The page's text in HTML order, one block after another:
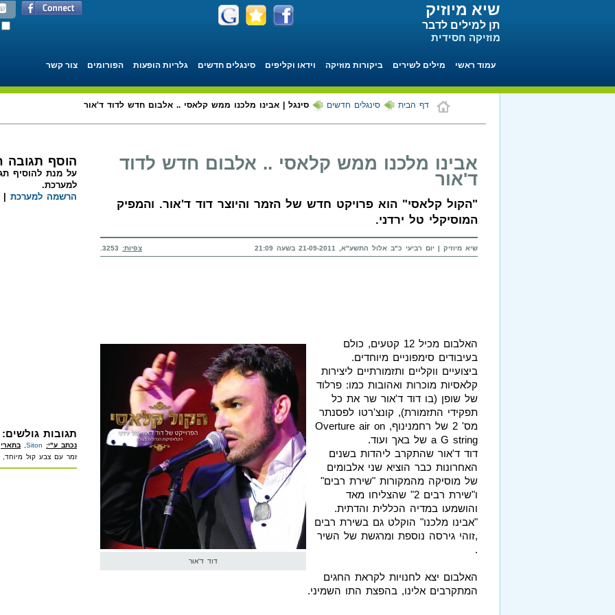
שיא מיוזיק
תן למילים לדבר
מוזיקה חסידית
עמוד ראשי מילים לשירים ביקורות מוזיקה וידאו וקליפים סינגלים חדשים גלריות הופעות הפורומים צור קשר
דף הבית סינגלים חדשים סינגל | אבינו מלכנו ממש קלאסי .. אלבום חדש לדוד ד'אור
אבינו מלכנו ממש קלאסי .. אלבום חדש לדוד
ד'אור
"הקול קלאסי" הוא פרויקט חדש של הזמר והיוצר דוד ד'אור. והמפיק
המוסיקלי טל ירדני.
שיא מיוזיק | יום רביעי כ"ב אלול התשע"א, 21-09-2011 בשעה 21:09 צפיות:
דוד ד'אור
האלבום מכיל 12 קטעים, כולם
בעיבודים סימפוניים מיוחדים.
ביצועיים ווקליים ותזמורתיים ליצירות
קלאסיות מוכרות ואהובות כמו: פרלוד
של שופן (בו דוד ד'אור שר את כל
תפקידי התזמורת), קונצ'רטו לפסנתר
מס' 2 של רחמנינוף, Overture air on
a G string של באך ועוד.
דוד ד'אור שהתקרב ליהדות בשנים
האחרונות כבר הוציא שני אלבומים
של מוסיקה מהמקורות "שירת רבים"
ו"שירת רבים 2" שהצליחו מאד
והושמעו במדיה הכללית והדתית.
"אבינו מלכנו" הוקלט גם בשירת רבים
,זוהי גירסה נוספת ומרגשת של השיר
.
האלבום יצא לחנויות לקראת החגים
המתקרבים אלינו, בהפצת התו השמיני.
הוסף תגובה
על מנת להוסיף
למערכת.
הרשמה למערכת
תגובות גולשים:
נכתב ע"י: Siton
זמר עם צבע קול מיוחד,